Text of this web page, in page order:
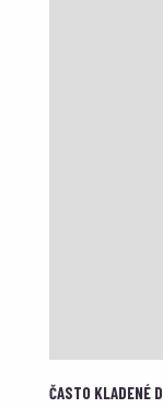
ČASTO KLADENÉ